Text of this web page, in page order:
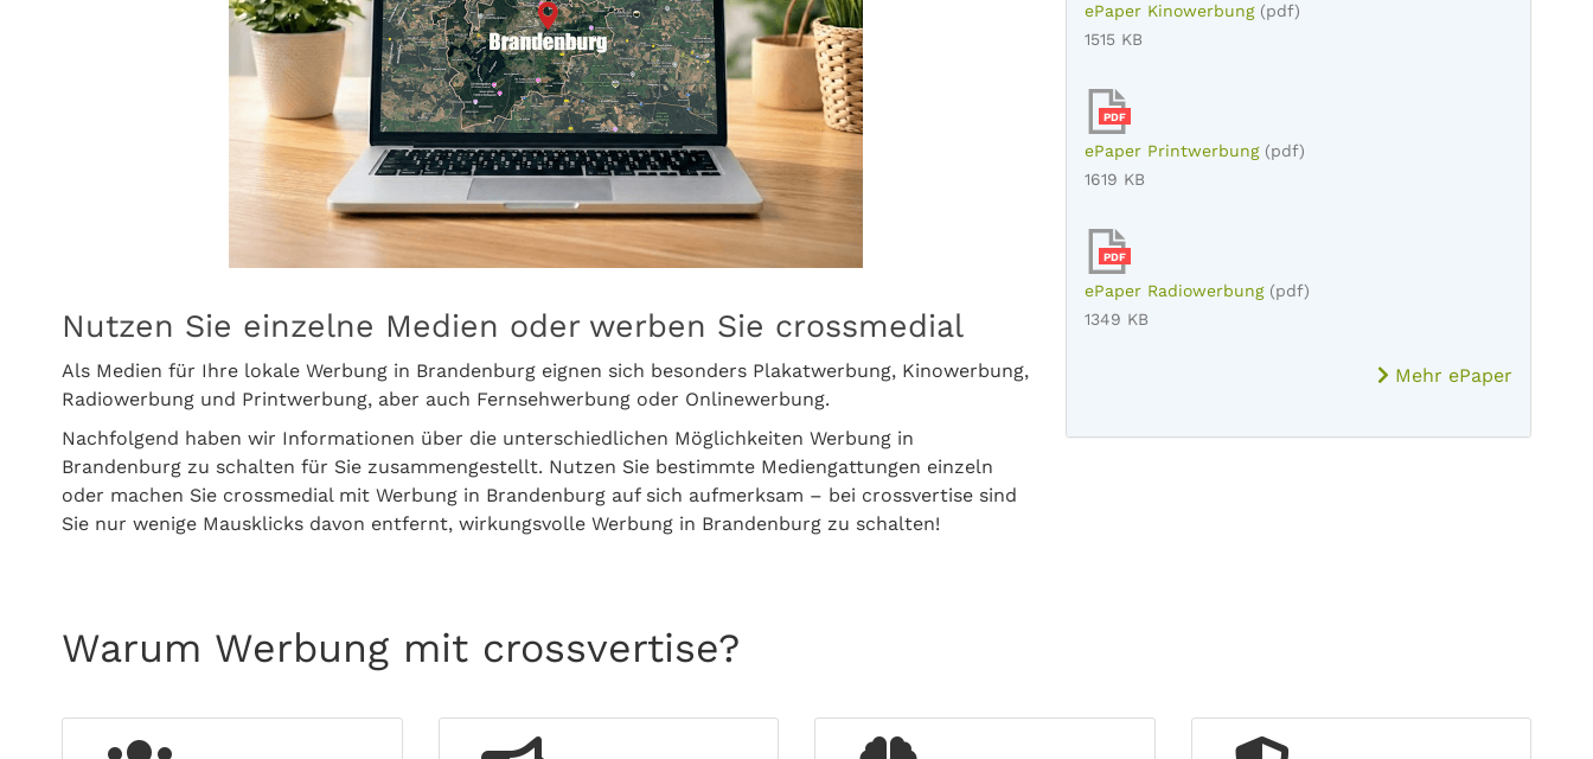
Nutzen Sie einzelne Medien oder werben Sie crossmedial
Als Medien für Ihre lokale Werbung in Brandenburg eignen sich besonders Plakatwerbung, Kinowerbung,
Radiowerbung und Printwerbung, aber auch Fernsehwerbung oder Onlinewerbung.
Nachfolgend haben wir Informationen über die unterschiedlichen Möglichkeiten Werbung in
Brandenburg zu schalten für Sie zusammengestellt. Nutzen Sie bestimmte Mediengattungen einzeln
oder machen Sie crossmedial mit Werbung in Brandenburg auf sich aufmerksam – bei crossvertise sind
Sie nur wenige Mausklicks davon entfernt, wirkungsvolle Werbung in Brandenburg zu schalten!
ePaper Kinowerbung (pdf)
1515 KB
PDF
ePaper Printwerbung (pdf)
1619 KB
PDF
ePaper Radiowerbung (pdf)
1349 KB
Mehr ePaper
Warum Werbung mit crossvertise?